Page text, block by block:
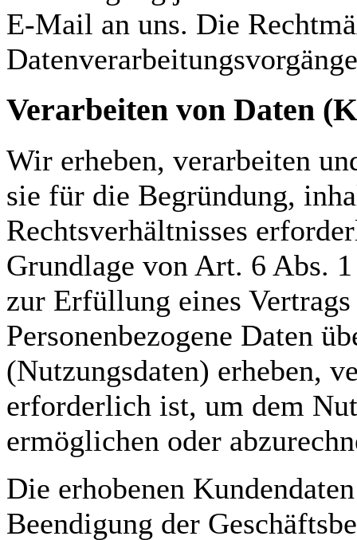
E-Mail an uns. Die
Verarbeiten von Daten
Wir erheben, verarbeiten
sie für die Begründung,
Rechtsverhältnisses
Grundlage von Art. 6 Abs.
zur Erfüllung eines
Personenbezogene Daten
(Nutzungsdaten) erheben,
erforderlich ist, um dem
ermöglichen oder
Die erhobenen
Beendigung der